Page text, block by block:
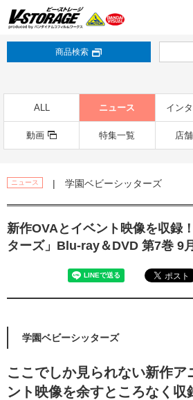
商品検索
ALL ニュース イン
動画 特集一覧 店
ニュース | 学園ベビーシッターズ
新作OVAとイベント映像を収録
ターズ」Blu-ray＆DVD 第7巻 9
学園ベビーシッターズ
ここでしか見られない新作ア
ント映像を余すところなく収